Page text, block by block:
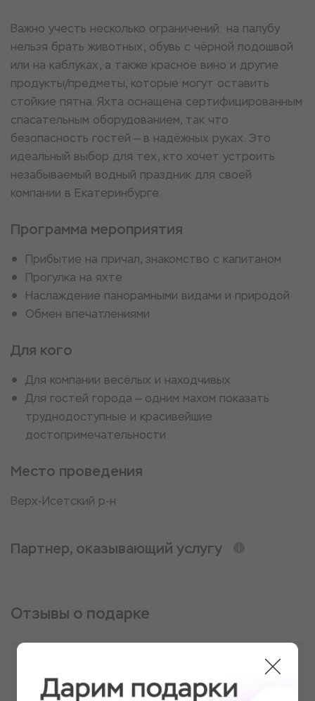
Важно учесть несколько ограничений: на палубу
нельзя брать животных, обувь с чёрной подошвой
или на каблуках, а также красное вино и другие
продукты/предметы, которые могут оставить
стойкие пятна. Яхта оснащена сертифицированным
спасательным оборудованием, так что
безопасность гостей — в надёжных руках. Это
идеальный выбор для тех, кто хочет устроить
незабываемый водный праздник для своей
компании в Екатеринбурге.
Программа мероприятия
Прибытие на причал, знакомство с капитаном
Прогулка на яхте
Наслаждение панорамными видами и природой
Обмен впечатлениями
Для кого
Для компании весёлых и находчивых
Для гостей города — одним махом показать
труднодоступные и красивейшие
достопримечательности
​Место проведения
Верх-Исетский р-н
Партнер, оказывающий услугу
Отзывы о подарке